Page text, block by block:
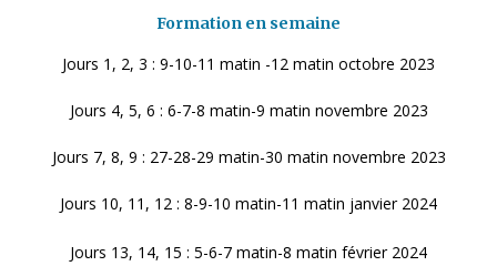
Formation en semaine
Jours 1, 2, 3 : 9-10-11 matin -12 matin octobre 2023
Jours 4, 5, 6 : 6-7-8 matin-9 matin novembre 2023
Jours 7, 8, 9 : 27-28-29 matin-30 matin novembre 2023
Jours 10, 11, 12 : 8-9-10 matin-11 matin janvier 2024
Jours 13, 14, 15 : 5-6-7 matin-8 matin février 2024